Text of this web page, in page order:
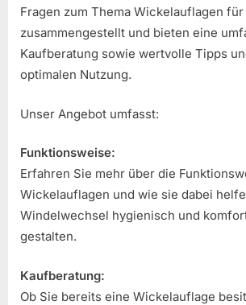
Fragen zum Thema Wickelauflagen für
zusammengestellt und bieten eine
Kaufberatung sowie wertvolle Tipps
optimalen Nutzung.
Unser Angebot umfasst:
Funktionsweise:
Erfahren Sie mehr über die
Wickelauflagen und wie sie dabei
Windelwechsel hygienisch und
gestalten.
Kaufberatung:
Ob Sie bereits eine Wickelauflage